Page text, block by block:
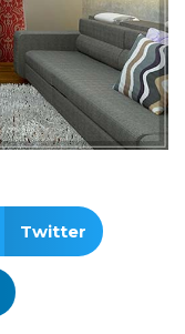
Twitter